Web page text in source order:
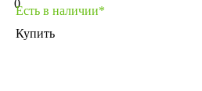
0
Есть в наличии*
Купить